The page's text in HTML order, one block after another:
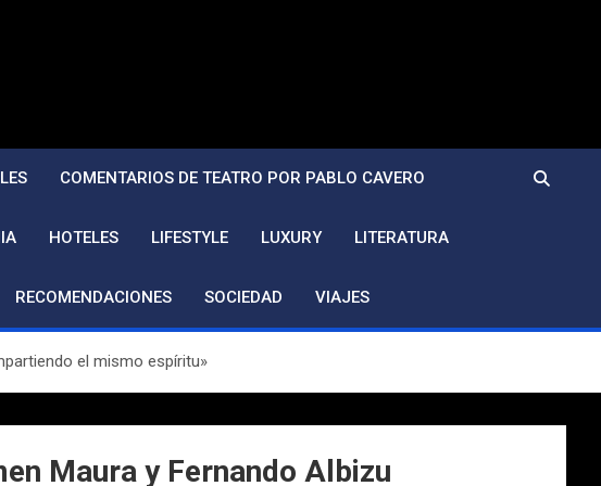
COMENTARIOS DE TEATRO POR PABLO CAVERO
HOTELES LIFESTYLE LUXURY LITERATURA
RECOMENDACIONES SOCIEDAD VIAJES
el mismo espíritu»
Maura y Fernando Albizu